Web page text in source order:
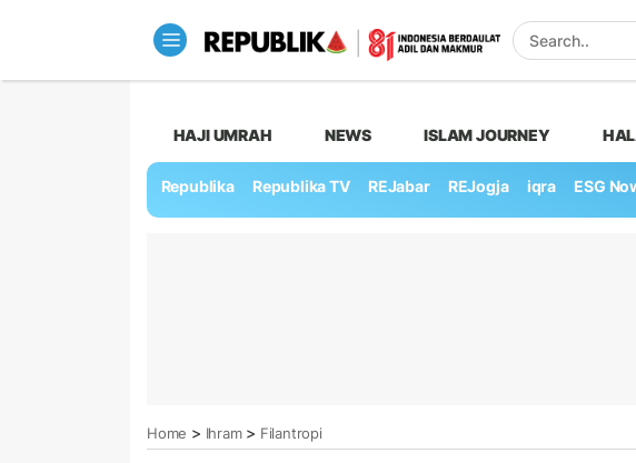
HAJI UMRAH NEWS ISLAM JOURNEY
Republika Republika TV REJabar REJogja iqra ESG
Home > Ihram> Filantropi